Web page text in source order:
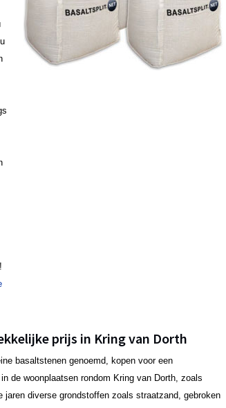
prijs in Kring van Dorth
basaltstenen genoemd, kopen voor een
de woonplaatsen rondom Kring van Dorth, zoals
jaren diverse grondstoffen zoals straatzand, gebroken